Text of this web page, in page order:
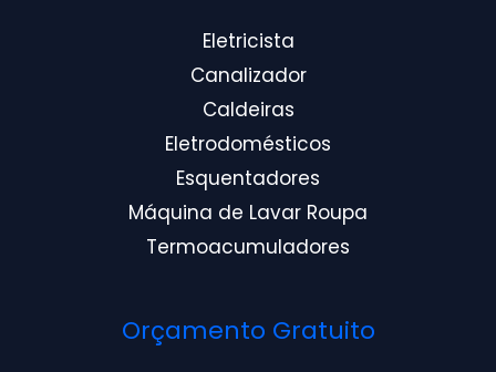
Eletricista
Canalizador
Caldeiras
Eletrodomésticos
Esquentadores
Máquina de Lavar Roupa
Termoacumuladores
Orçamento Gratuito